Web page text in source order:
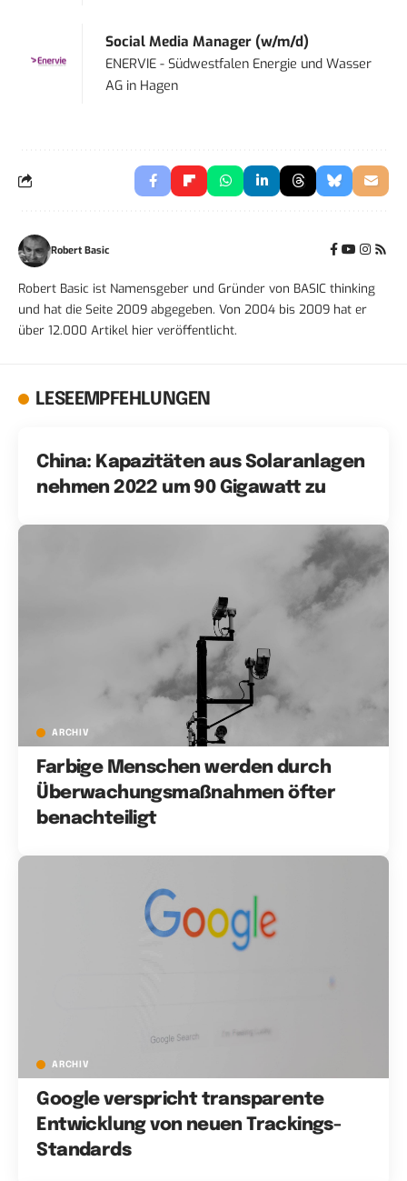
Social Media Manager (w/m/d)
ENERVIE - Südwestfalen Energie und Wasser
AG in Hagen
Robert Basic
Robert Basic ist Namensgeber und Gründer von BASIC thinking
und hat die Seite 2009 abgegeben. Von 2004 bis 2009 hat er
über 12.000 Artikel hier veröffentlicht.
LESEEMPFEHLUNGEN
China: Kapazitäten aus Solaranlagen
nehmen 2022 um 90 Gigawatt zu
ARCHIV
Farbige Menschen werden durch
Überwachungsmaßnahmen öfter
benachteiligt
ARCHIV
Google verspricht transparente
Entwicklung von neuen Trackings-
Standards